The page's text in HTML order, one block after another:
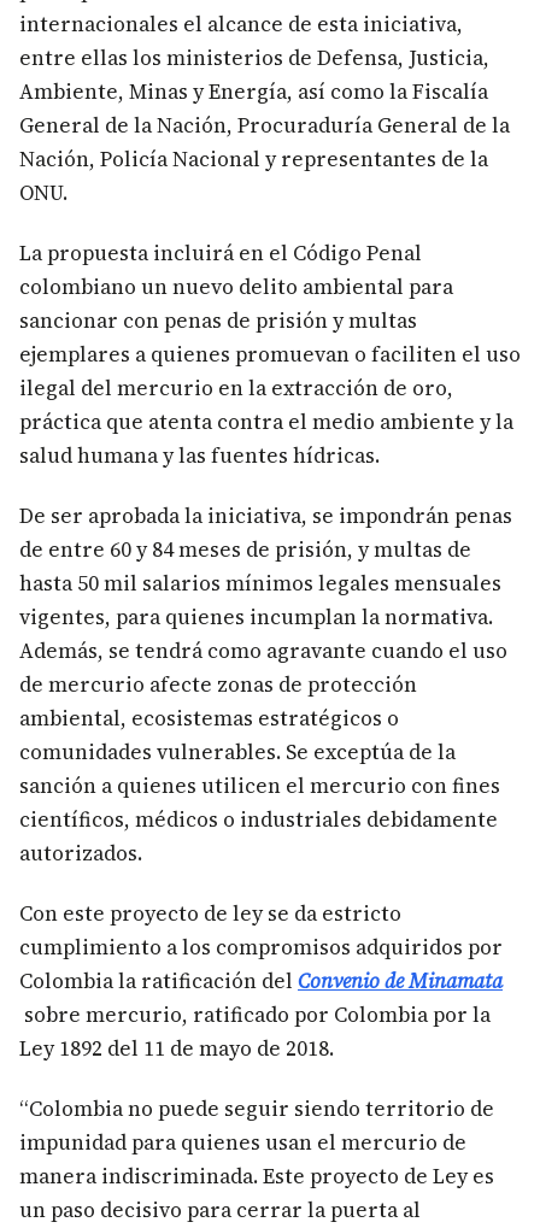
internacionales el alcance de esta iniciativa,
entre ellas los ministerios de Defensa, Justicia,
Ambiente, Minas y Energía, así como la Fiscalía
General de la Nación, Procuraduría General de la
Nación, Policía Nacional y representantes de la
ONU.
La propuesta incluirá en el Código Penal
colombiano un nuevo delito ambiental para
sancionar con penas de prisión y multas
ejemplares a quienes promuevan o faciliten el uso
ilegal del mercurio en la extracción de oro,
práctica que atenta contra el medio ambiente y la
salud humana y las fuentes hídricas.
De ser aprobada la iniciativa, se impondrán penas
de entre 60 y 84 meses de prisión, y multas de
hasta 50 mil salarios mínimos legales mensuales
vigentes, para quienes incumplan la normativa.
Además, se tendrá como agravante cuando el uso
de mercurio afecte zonas de protección
ambiental, ecosistemas estratégicos o
comunidades vulnerables. Se exceptúa de la
sanción a quienes utilicen el mercurio con fines
científicos, médicos o industriales debidamente
autorizados.
Con este proyecto de ley se da estricto
cumplimiento a los compromisos adquiridos por
Colombia la ratificación del Convenio de Minamata
sobre mercurio, ratificado por Colombia por la
Ley 1892 del 11 de mayo de 2018.
“Colombia no puede seguir siendo territorio de
impunidad para quienes usan el mercurio de
manera indiscriminada. Este proyecto de Ley es
un paso decisivo para cerrar la puerta al